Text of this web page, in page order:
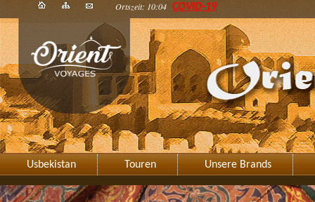
Ortszeit: 10:04 COVID-19
Usbekistan Touren Unsere Brands